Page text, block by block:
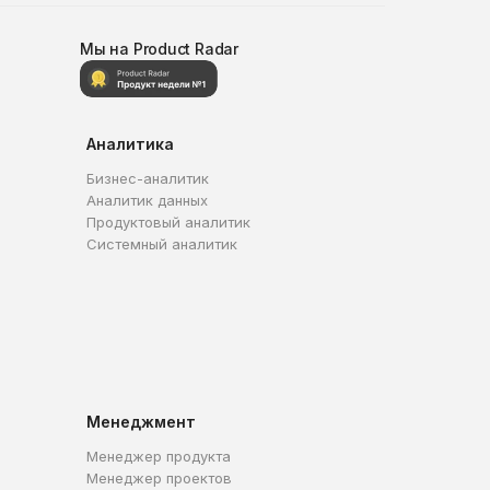
Мы на Product Radar
Аналитика
Бизнес-аналитик
Аналитик данных
Продуктовый аналитик
Системный аналитик
Менеджмент
Менеджер продукта
Менеджер проектов